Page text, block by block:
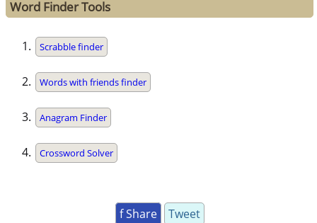
Word Finder Tools
Scrabble finder
Words with friends finder
Anagram Finder
Crossword Solver
f Share Tweet